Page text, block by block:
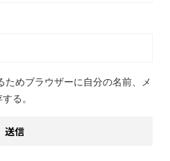
ためブラウザーに自分の名前、メ
る。